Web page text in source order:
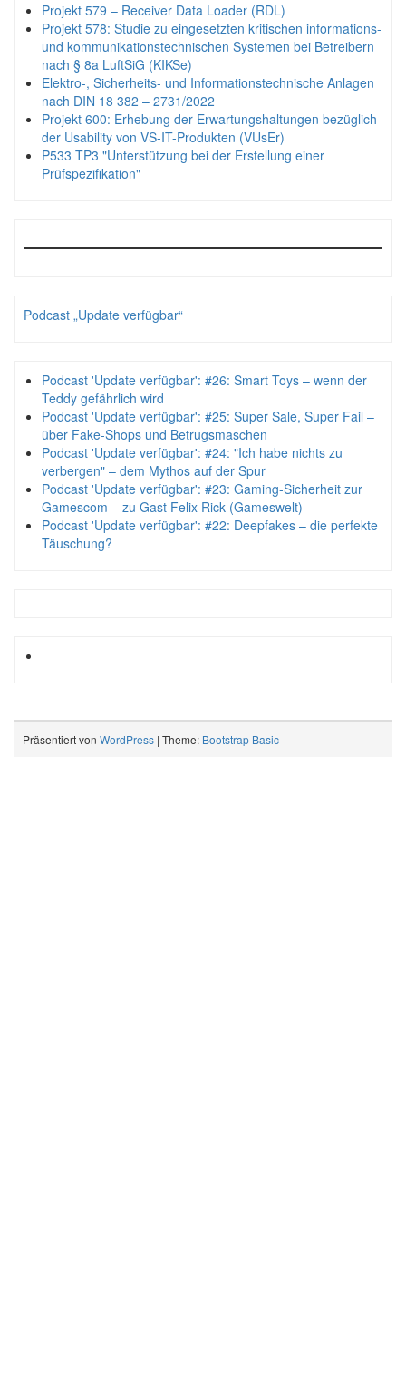
Projekt 579 – Receiver Data Loader (RDL)
Projekt 578: Studie zu eingesetzten kritischen informations-
und kommunikationstechnischen Systemen bei Betreibern
nach § 8a LuftSiG (KIKSe)
Elektro-, Sicherheits- und Informationstechnische Anlagen
nach DIN 18 382 – 2731/2022
Projekt 600: Erhebung der Erwartungshaltungen bezüglich
der Usability von VS-IT-Produkten (VUsEr)
P533 TP3 "Unterstützung bei der Erstellung einer
Prüfspezifikation"
Podcast „Update verfügbar“
Podcast 'Update verfügbar': #26: Smart Toys – wenn der
Teddy gefährlich wird
Podcast 'Update verfügbar': #25: Super Sale, Super Fail –
über Fake-Shops und Betrugsmaschen
Podcast 'Update verfügbar': #24: "Ich habe nichts zu
verbergen" – dem Mythos auf der Spur
Podcast 'Update verfügbar': #23: Gaming-Sicherheit zur
Gamescom – zu Gast Felix Rick (Gameswelt)
Podcast 'Update verfügbar': #22: Deepfakes – die perfekte
Täuschung?
Präsentiert von WordPress | Theme: Bootstrap Basic